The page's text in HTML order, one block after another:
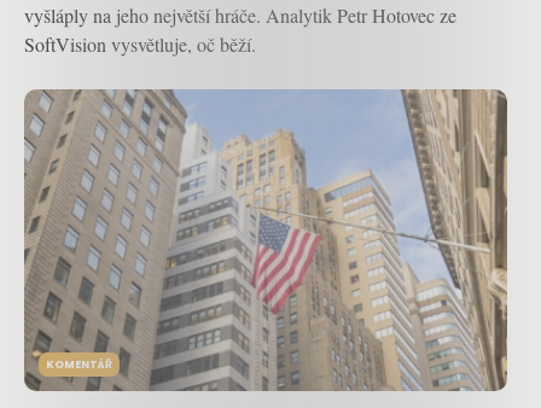
vyšláply na jeho největší hráče. Analytik Petr Hotovec ze
SoftVision vysvětluje, oč běží.
KOMENTÁŘ